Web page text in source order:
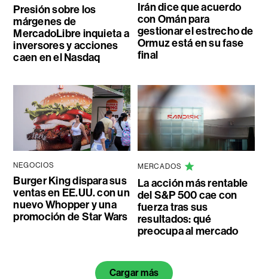
Presión sobre los
márgenes de
MercadoLibre inquieta a
inversores y acciones
caen en el Nasdaq
Irán dice que acuerdo
con Omán para
gestionar el estrecho de
Ormuz está en su fase
final
NEGOCIOS
Burger King dispara sus
ventas en EE.UU. con un
nuevo Whopper y una
promoción de Star Wars
MERCADOS
La acción más rentable
del S&P 500 cae con
fuerza tras sus
resultados: qué
preocupa al mercado
Cargar más